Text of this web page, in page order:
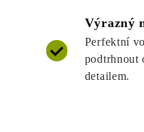
Výrazný
Perfektní
podtrhnout
detailem.